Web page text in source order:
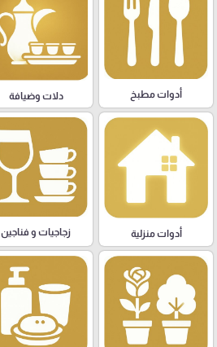
أدوات مطبخ دلات وضيافة
أدوات منزلية زجاجيات و فناجين